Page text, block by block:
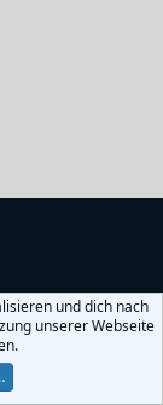
und dich nach
unserer Webseite